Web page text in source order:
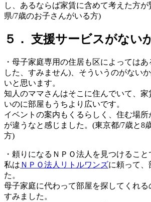
し、あるならば家賃に含めて考えた方が
県/7歳のお子さんがいる方)
５． 支援サービスがない
・母子家庭専用の住居も区によってはあ
した、すみません)、そういうのがない
いと思います。
知人のママさんはそこに住んでいて、
いのに部屋もうちより広いです。
イベントの案内もくるらしく、住む場
が違うなと感じました。(東京都/7歳と8
方)
・頼りになるＮＰＯ法人を見つけること
私は ＮＰＯ法人リトルワンズに頼って、
た。
母子家庭に代わって部屋を探してくれる
すみました。